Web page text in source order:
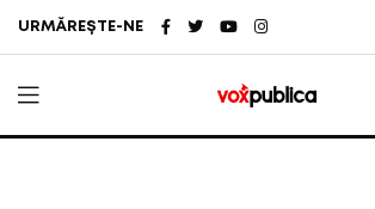
URMĂREȘTE-NE